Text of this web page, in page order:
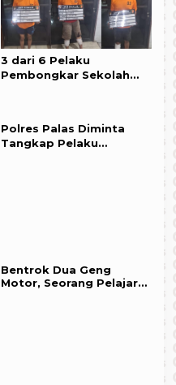
3 dari 6 Pelaku
Pembongkar Sekolah
Polres Palas Diminta
Tangkap Pelaku
Bentrok Dua Geng
Motor, Seorang Pelajar